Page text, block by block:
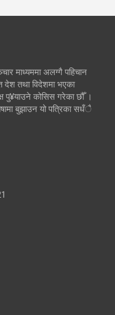
माध्यममा अलग्गै पहिचान
देश तथा विदेशमा भएका
पु¥याउने कोसिस गरेका छौँ ।
बुझाउन यो पत्रिका सधँै